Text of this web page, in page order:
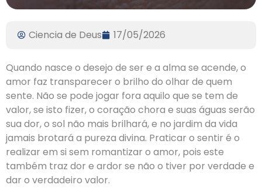
Ciencia de Deus 17/05/2026
Quando nasce o desejo de ser e a alma se acende, o
amor faz transparecer o brilho do olhar de quem
sente. Não se pode jogar fora aquilo que se tem de
valor, se isto fizer, o coração chora e suas águas serão
sua dor, o sol não mais brilhará, e no jardim da vida
jamais brotará a pureza divina. Praticar o sentir é o
realizar em si sem romantizar o amor, pois este
também traz dor e ardor se não o tiver por verdade e
dar o verdadeiro valor.